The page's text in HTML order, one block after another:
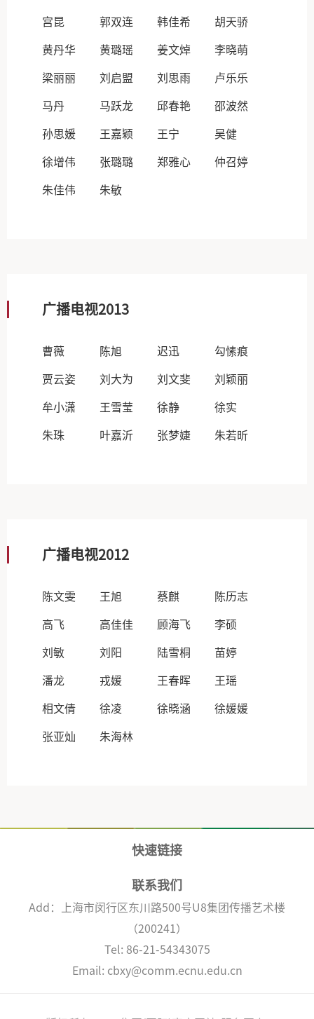
宫昆 郭双连 韩佳希 胡天骄
黄丹华 黄璐瑶 姜文焯 李晓萌
梁丽丽 刘启盟 刘思雨 卢乐乐
马丹 马跃龙 邱春艳 邵波然
孙思媛 王嘉颖 王宁 吴健
徐增伟 张璐璐 郑雅心 仲召婷
朱佳伟 朱敏
广播电视2013
曹薇 陈旭 迟迅 勾愫痕
贾云姿 刘大为 刘文斐 刘颖丽
牟小潇 王雪莹 徐静 徐实
朱珠 叶嘉沂 张梦婕 朱若昕
广播电视2012
陈文雯 王旭 蔡麒 陈历志
高飞 高佳佳 顾海飞 李硕
刘敏 刘阳 陆雪桐 苗婷
潘龙 戎媛 王春晖 王瑶
相文倩 徐凌 徐晓涵 徐媛媛
张亚灿 朱海林
快速链接
联系我们
Add：上海市闵行区东川路500号U8集团传播艺术楼
（200241）
Tel: 86-21-54343075
Email: cbxy@comm.ecnu.edu.cn